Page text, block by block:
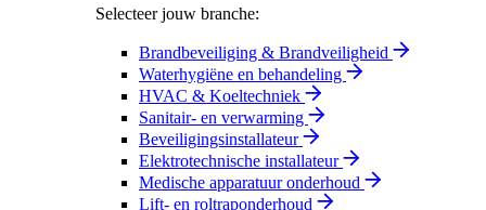
Selecteer jouw branche:
Brandbeveiliging & Brandveiligheid
Waterhygiëne en behandeling
HVAC & Koeltechniek
Sanitair- en verwarming
Beveiligingsinstallateur
Elektrotechnische installateur
Medische apparatuur onderhoud
Lift- en roltraponderhoud